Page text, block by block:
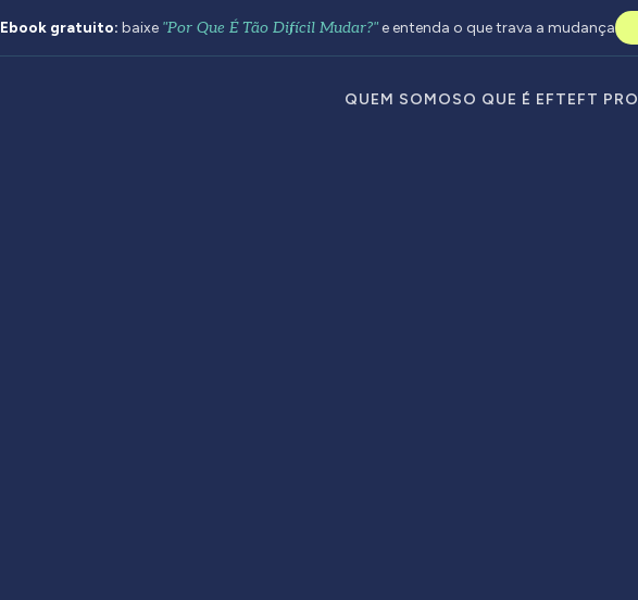
QUEM SOMOSO QUE É EFTEFT PRO
Ebook gratuito: baixe "Por Que É Tão Difícil Mudar?"e entenda o que trava a mudança